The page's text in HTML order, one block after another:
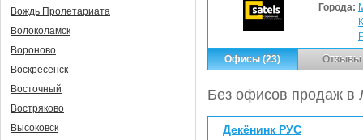
Города:
Офисы (23)
Отзывы
Без офисов продаж в
Декёнинк РУС
Вождь Пролетариата
Волоколамск
Вороново
Воскресенск
Восточный
Востряково
Высоковск